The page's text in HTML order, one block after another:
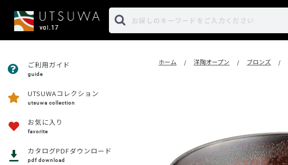
ご利用ガイド
guide
UTSUWAコレクション
utsuwa collection
お気に入り
favorite
カタログPDFダウンロード
pdf download
ホーム / 洋陶オープン / ブロンズ /